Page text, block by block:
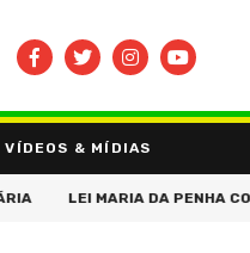
VÍDEOS & MÍDIAS
MARIA DA PENHA COMPLETA
BUSCAR